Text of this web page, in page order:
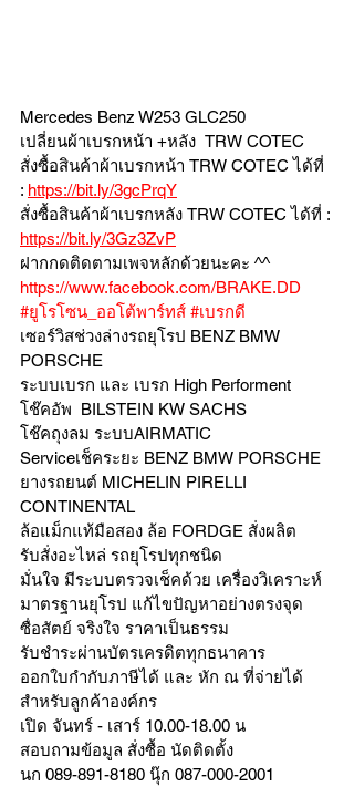
Mercedes Benz W253 GLC250
เปลี่ยนผ้าเบรกหน้า +หลัง  TRW COTEC
สั่งซื้อสินค้าผ้าเบรกหน้า TRW COTEC ได้ที่
: https://bit.ly/3gcPrqY
สั่งซื้อสินค้าผ้าเบรกหลัง TRW COTEC ได้ที่ :
https://bit.ly/3Gz3ZvP
ฝากกดติดตามเพจหลักด้วยนะคะ ^^
https://www.facebook.com/BRAKE.DD
#ยูโรโซน_ออโต้พาร์ทส์ #เบรกดี
เซอร์วิสช่วงล่างรถยุโรป BENZ BMW
PORSCHE
ระบบเบรก และ เบรก High Performent
โช๊คอัพ  BILSTEIN KW SACHS
โช๊คถุงลม ระบบAIRMATIC
Serviceเช็คระยะ BENZ BMW PORSCHE
ยางรถยนต์ MICHELIN PIRELLI
CONTINENTAL
ล้อแม็กแท้มือสอง ล้อ FORDGE สั่งผลิต
รับสั่งอะไหล่ รถยุโรปทุกชนิด
มั่นใจ มีระบบตรวจเช็คด้วย เครื่องวิเคราะห์
มาตรฐานยุโรป แก้ไขปัญหาอย่างตรงจุด
ซื่อสัตย์ จริงใจ ราคาเป็นธรรม
รับชำระผ่านบัตรเครดิตทุกธนาคาร
ออกใบกำกับภาษีได้ และ หัก ณ ที่จ่ายได้
สำหรับลูกค้าองค์กร
เปิด จันทร์ - เสาร์ 10.00-18.00 น
สอบถามข้อมูล สั่งซื้อ นัดติดตั้ง
นก 089-891-8180 นุ๊ก 087-000-2001